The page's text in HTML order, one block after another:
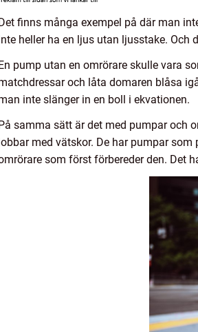
finns många exempel på där man
heller ha en ljus utan ljusstake. Och
pump utan en omrörare skulle vara
och låta domaren blåsa
inte slänger in en boll i ekvationen.
samma sätt är det med pumpar och
med vätskor. De har pumpar
som först förbereder den. Det